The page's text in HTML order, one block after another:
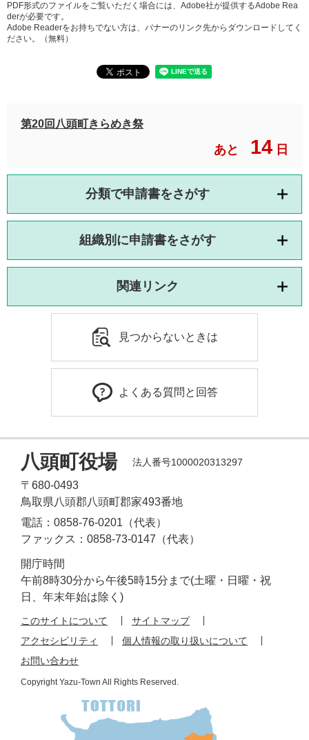
PDF形式のファイルをご覧いただく場合には、Adobe社が提供するAdobe Rea
derが必要です。
Adobe Readerをお持ちでない方は、バナーのリンク先からダウンロードしてく
ださい。（無料）
第20回八頭町きらめき祭
あと 14 日
分類で申請書をさがす
組織別に申請書をさがす
関連リンク
見つからないときは
よくある質問と回答
八頭町役場 法人番号1000020313297
〒680-0493
鳥取県八頭郡八頭町郡家493番地
電話：0858-76-0201（代表）
ファックス：0858-73-0147（代表）
開庁時間
午前8時30分から午後5時15分まで(土曜・日曜・祝
日、年末年始は除く)
このサイトについて
サイトマップ
アクセシビリティ
個人情報の取り扱いについて
お問い合わせ
Copyright Yazu-Town All Rights Reserved.